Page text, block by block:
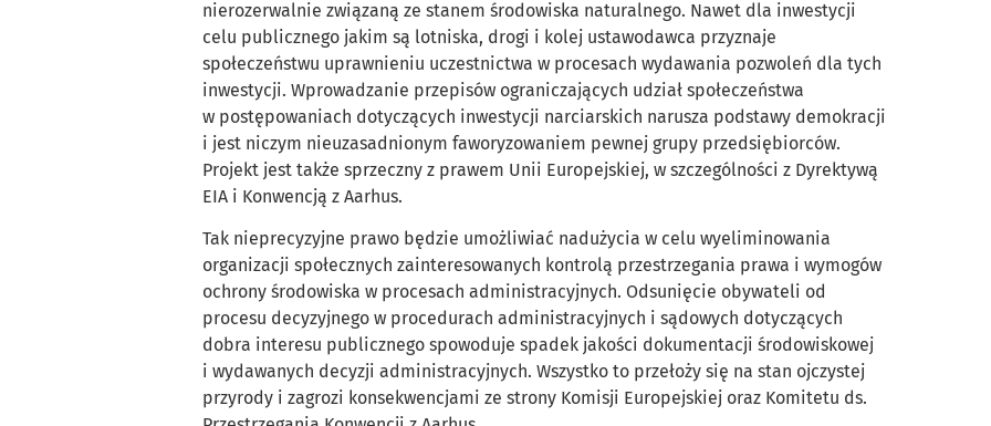
nierozerwalnie związaną ze stanem środowiska naturalnego. Nawet dla inwestycji
celu publicznego jakim są lotniska, drogi i kolej ustawodawca przyznaje
społeczeństwu uprawnieniu uczestnictwa w procesach wydawania pozwoleń dla tych
inwestycji. Wprowadzanie przepisów ograniczających udział społeczeństwa
w postępowaniach dotyczących inwestycji narciarskich narusza podstawy demokracji
i jest niczym nieuzasadnionym faworyzowaniem pewnej grupy przedsiębiorców.
Projekt jest także sprzeczny z prawem Unii Europejskiej, w szczególności z Dyrektywą
EIA i Konwencją z Aarhus.
Tak nieprecyzyjne prawo będzie umożliwiać nadużycia w celu wyeliminowania
organizacji społecznych zainteresowanych kontrolą przestrzegania prawa i wymogów
ochrony środowiska w procesach administracyjnych. Odsunięcie obywateli od
procesu decyzyjnego w procedurach administracyjnych i sądowych dotyczących
dobra interesu publicznego spowoduje spadek jakości dokumentacji środowiskowej
i wydawanych decyzji administracyjnych. Wszystko to przełoży się na stan ojczystej
przyrody i zagrozi konsekwencjami ze strony Komisji Europejskiej oraz Komitetu ds.